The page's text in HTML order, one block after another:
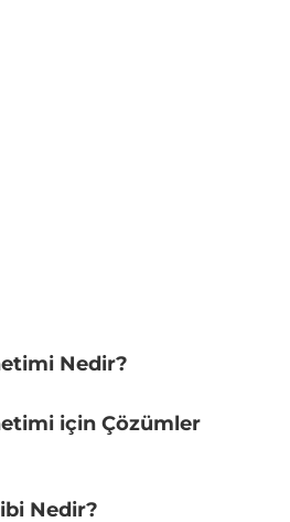
Nedir?
için Çözümler
Nedir?